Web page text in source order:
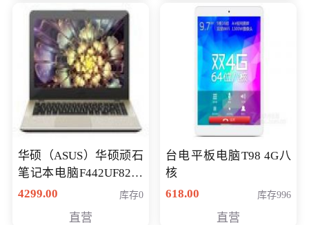
华硕（ASUS）华硕顽石
笔记本电脑F442UF8250
八代独显轻薄办公商务
4299.00 库存0
直营
台电平板电脑T98 4G八
核
618.00
库存996
直营